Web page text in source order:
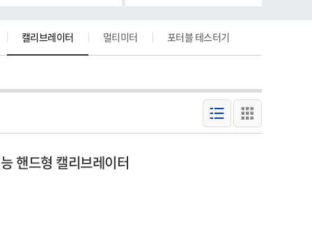
캘리브레이터 멀티미터 포터블 테스터기
핸드형 캘리브레이터